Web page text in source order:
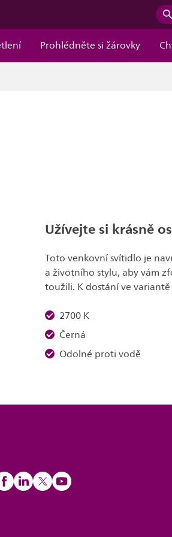
Prohlédněte si žárovky
Užívejte si krásně
Toto venkovní svítidlo je
a životního stylu, aby vám
toužili. K dostání ve
2700 K
Černá
Odolné proti vodě